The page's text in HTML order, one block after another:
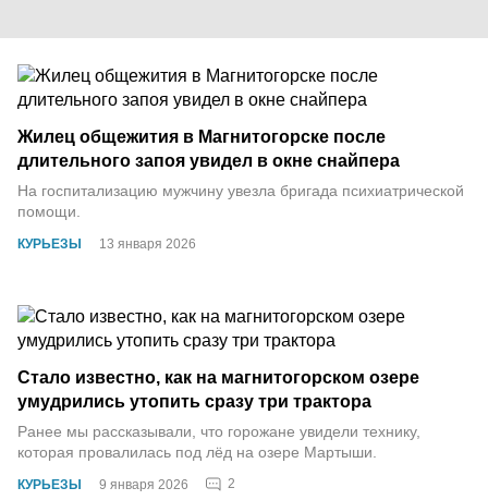
КУРЬЕЗЫ 13 января 2026
Жилец общежития в Магнитогорске после
длительного запоя увидел в окне снайпера
На госпитализацию мужчину увезла бригада психиатрической
помощи.
КУРЬЕЗЫ 9 января 2026 2
Стало известно, как на магнитогорском озере
умудрились утопить сразу три трактора
Ранее мы рассказывали, что горожане увидели технику,
которая провалилась под лёд на озере Мартыши.